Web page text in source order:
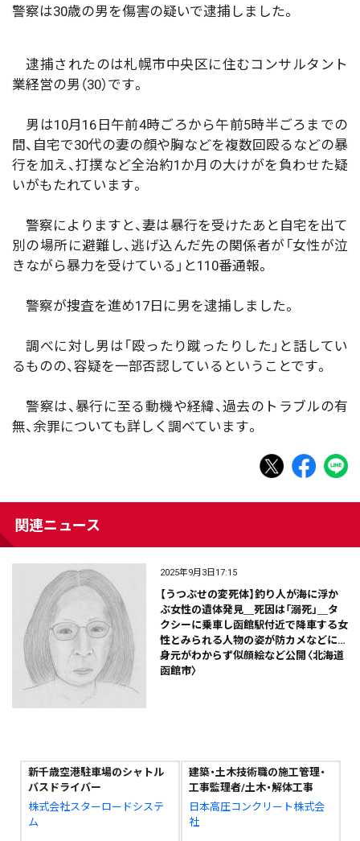
警察は30歳の男を傷害の疑いで逮捕しました。
逮捕されたのは札幌市中央区に住むコンサルタント
業経営の男（30）です。
男は10月16日午前4時ごろから午前5時半ごろまでの
間、自宅で30代の妻の顔や胸などを複数回殴るなどの暴
行を加え、打撲など全治約1か月の大けがを負わせた疑
いがもたれています。
警察によりますと、妻は暴行を受けたあと自宅を出て
別の場所に避難し、逃げ込んだ先の関係者が「女性が泣
きながら暴力を受けている」と110番通報。
警察が捜査を進め17日に男を逮捕しました。
調べに対し男は「殴ったり蹴ったりした」と話してい
るものの、容疑を一部否認しているということです。
警察は、暴行に至る動機や経緯、過去のトラブルの有
無、余罪についても詳しく調べています。
関連ニュース
2025年9月3日17:15
【うつぶせの変死体】釣り人が海に浮か
ぶ女性の遺体発見＿死因は「溺死」＿タ
クシーに乗車し函館駅付近で降車する女
性とみられる人物の姿が防カメなどに…
身元がわからず似顔絵など公開〈北海道
函館市〉
新千歳空港駐車場のシャトル
バスドライバー
株式会社スターロードシステ
ム
建築・土木技術職の施工管理・
工事監理者/土木・解体工事
日本高圧コンクリート株式会
社